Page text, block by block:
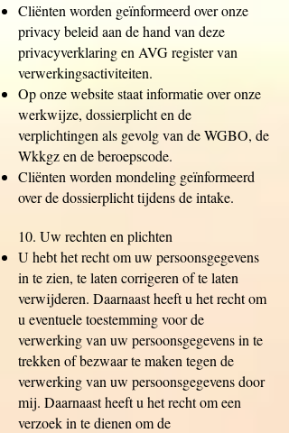
Cliënten worden geïnformeerd over onze
privacy beleid aan de hand van deze
privacyverklaring en AVG register van
verwerkingsactiviteiten.
Op onze website staat informatie over onze
werkwijze, dossierplicht en de
verplichtingen als gevolg van de WGBO, de
Wkkgz en de beroepscode.
Cliënten worden mondeling geïnformeerd
over de dossierplicht tijdens de intake.
10. Uw rechten en plichten
U hebt het recht om uw persoonsgegevens
in te zien, te laten corrigeren of te laten
verwijderen. Daarnaast heeft u het recht om
u eventuele toestemming voor de
verwerking van uw persoonsgegevens in te
trekken of bezwaar te maken tegen de
verwerking van uw persoonsgegevens door
mij. Daarnaast heeft u het recht om een
verzoek in te dienen om de